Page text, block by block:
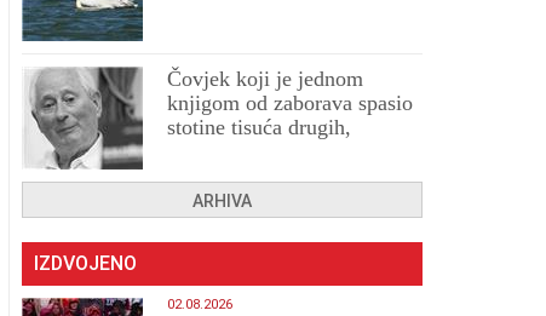
Čovjek koji je jednom
knjigom od zaborava spasio
stotine tisuća drugih,
ARHIVA
IZDVOJENO
02.08.2026